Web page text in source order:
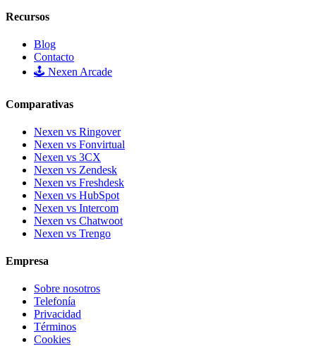
Recursos
Blog
Contacto
🕹️ Nexen Arcade
Comparativas
Nexen vs Ringover
Nexen vs Fonvirtual
Nexen vs 3CX
Nexen vs Zendesk
Nexen vs Freshdesk
Nexen vs HubSpot
Nexen vs Intercom
Nexen vs Chatwoot
Nexen vs Trengo
Empresa
Sobre nosotros
Telefonía
Privacidad
Términos
Cookies